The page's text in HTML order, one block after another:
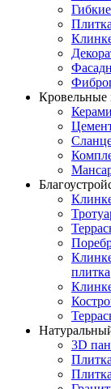
Кровельные
плитка
3D